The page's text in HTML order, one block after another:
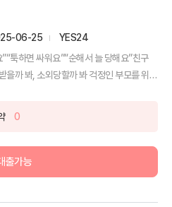
06-25
YES24
툭하면 싸워요”“순해서 늘 당해요”친구
을까 봐, 소외당할까 봐 걱정인 부모를 위한
0
출가능